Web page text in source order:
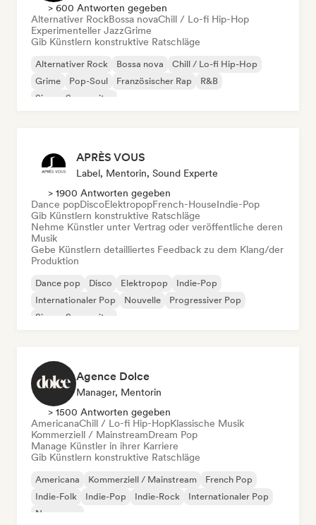
> 600 Antworten gegeben
Alternativer RockBossa novaChill / Lo-fi Hip-Hop
Experimenteller JazzGrime
Gib Künstlern konstruktive Ratschläge
Alternativer Rock Bossa nova
Chill / Lo-fi Hip-Hop
Grime
Pop-Soul Französischer Rap
R&B
Singer-Songwriter
APRÈS VOUS
Label, Mentorin, Sound Experte
> 1900 Antworten gegeben
Dance popDiscoElektropopFrench-HouseIndie-Pop
Gib Künstlern konstruktive Ratschläge
Nehme Künstler unter Vertrag oder veröffentliche deren
Musik
Gebe Künstlern detailliertes Feedback zu dem Klang/der
Produktion
Dance pop Disco Elektropop
Indie-Pop
Internationaler Pop
Nouvelle
Progressiver Pop
Singer-Songwriter
Agence Dolce
Manager, Mentorin
> 1500 Antworten gegeben
AmericanaChill / Lo-fi Hip-HopKlassische Musik
Kommerziell / MainstreamDream Pop
Manage Künstler in ihrer Karriere
Gib Künstlern konstruktive Ratschläge
Americana Kommerziell / Mainstream
French Pop
Indie-Folk
Indie-Pop Indie-Rock
Internationaler Pop
New wave